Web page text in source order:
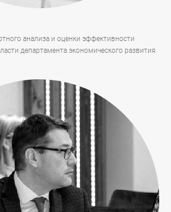
анализа и оценки эффективности
департамента экономического развития